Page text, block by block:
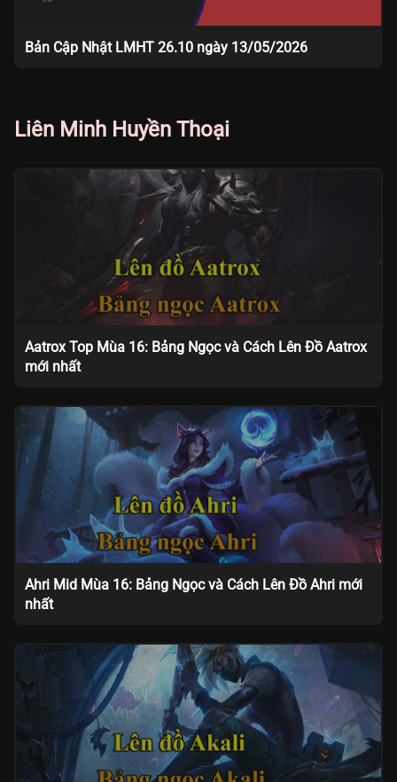
Bản Cập Nhật LMHT 26.10 ngày 13/05/2026
Liên Minh Huyền Thoại
Aatrox Top Mùa 16: Bảng Ngọc và Cách Lên Đồ Aatrox
mới nhất
Ahri Mid Mùa 16: Bảng Ngọc và Cách Lên Đồ Ahri mới
nhất